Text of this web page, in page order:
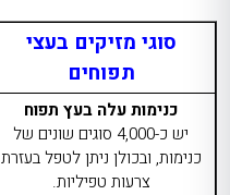
סוגי מזיקים בעצי
תפוחים
כנימות עלה בעץ תפוח
יש כ-4,000 סוגים שונים של
כנימות, ובכולן ניתן לטפל בעזרת
צרעות טפיליות.